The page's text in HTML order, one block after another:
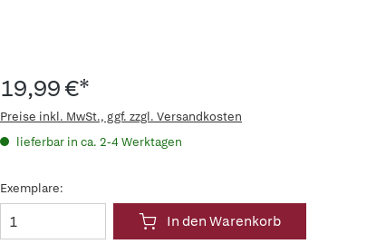
19,99 €*
Preise inkl. MwSt., ggf. zzgl. Versandkosten
lieferbar in ca. 2-4 Werktagen
Exemplare:
In den Warenkorb